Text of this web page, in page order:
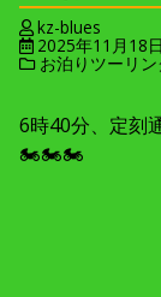
kz-blues
2025年11月18日
お泊りツーリ
6時40分、定刻
🏍🏍🏍